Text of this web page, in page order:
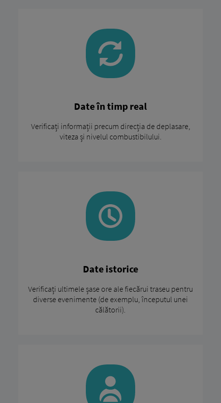
Date în timp real
Verificați informații precum direcția de deplasare,
viteza și nivelul combustibilului.
Date istorice
Verificați ultimele șase ore ale fiecărui traseu pentru
diverse evenimente (de exemplu, începutul unei
călătorii).